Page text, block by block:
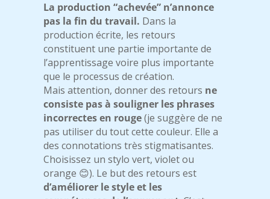
La production “achevée” n’annonce
pas la fin du travail. Dans la
production écrite, les retours
constituent une partie importante de
l’apprentissage voire plus importante
que le processus de création.
Mais attention, donner des retours ne
consiste pas à souligner les phrases
incorrectes en rouge(je suggère de ne
pas utiliser du tout cette couleur. Elle a
des connotations très stigmatisantes.
Choisissez un stylo vert, violet ou
orange 😊). Le but des retours est
d’améliorer le style et les